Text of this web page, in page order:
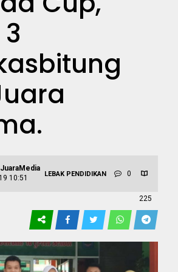
10:51
LEBAK PENDIDIKAN 0
225